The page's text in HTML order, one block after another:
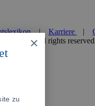
| Karriere |
Notare. All rights
×
zu